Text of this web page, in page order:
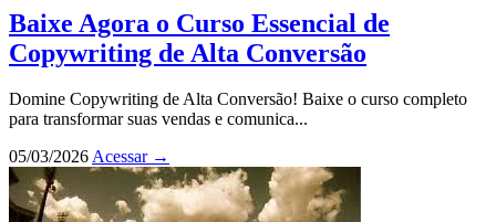
Baixe Agora o Curso Essencial de
Copywriting de Alta Conversão
Domine Copywriting de Alta Conversão! Baixe o curso completo
para transformar suas vendas e comunica...
05/03/2026Acessar →